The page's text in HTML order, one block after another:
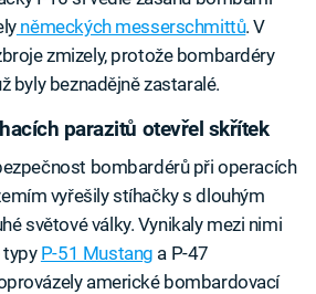
německých messerschmittů. V
zmizely, protože bombardéry
byly beznadějně zastaralé.
parazitů otevřel skřítek
bombardérů při operacích
vyřešily stíhačky s dlouhým
světové války. Vynikaly mezi nimi
typy P-51 Mustang a P-47
americké bombardovací